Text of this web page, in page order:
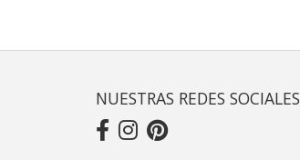
NUESTRAS REDES SOCIALES